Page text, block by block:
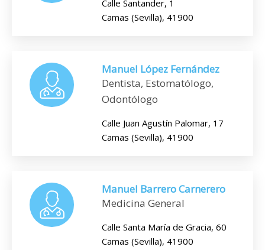
Calle Santander, 1
Camas (Sevilla), 41900
Manuel López Fernández
Dentista, Estomatólogo,
Odontólogo
Calle Juan Agustín Palomar, 17
Camas (Sevilla), 41900
Manuel Barrero Carnerero
Medicina General
Calle Santa María de Gracia, 60
Camas (Sevilla), 41900